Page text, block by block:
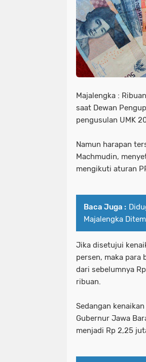
Majalengka :
saat Dewan
pengusulan UMK
Namun harapan
Machmudin,
mengikuti aturan
Baca Juga :
Majalengka
Jika disetujui
persen, maka para
dari sebelumnya
ribuan.
Sedangan
Gubernur Jawa
menjadi Rp 2,25